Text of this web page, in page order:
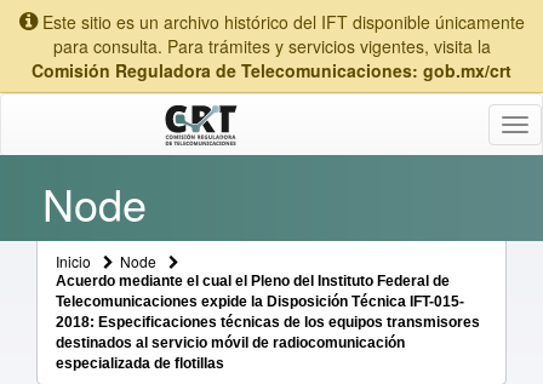
Este sitio es un archivo histórico del IFT disponible únicamente
para consulta. Para trámites y servicios vigentes, visita la
Comisión Reguladora de Telecomunicaciones: gob.mx/crt
Node
Inicio Node
Acuerdo mediante el cual el Pleno del Instituto Federal de
Telecomunicaciones expide la Disposición Técnica IFT-015-
2018: Especificaciones técnicas de los equipos transmisores
destinados al servicio móvil de radiocomunicación
especializada de flotillas